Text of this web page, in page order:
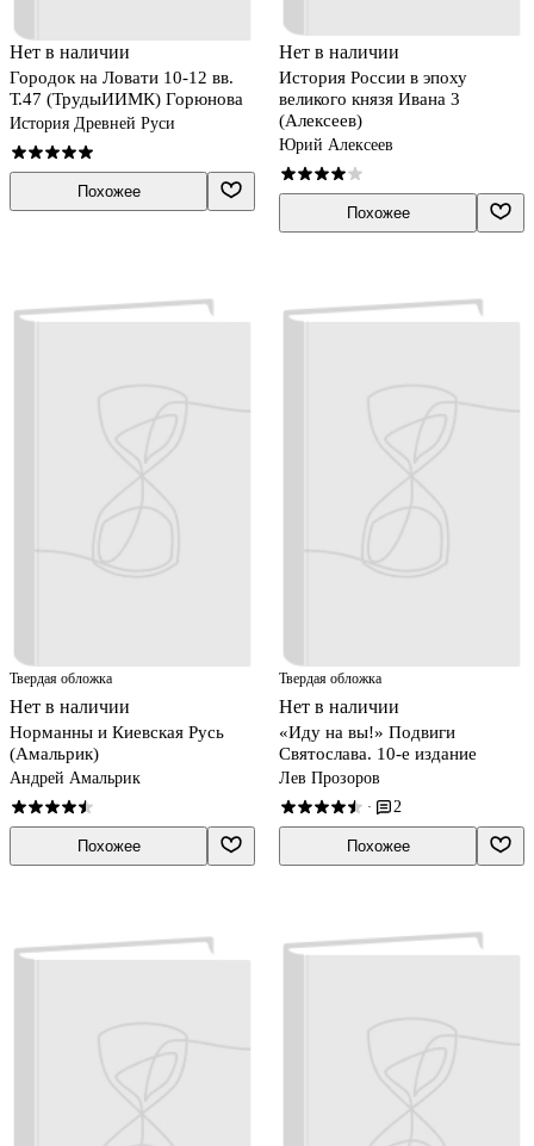
Нет в наличии
Городок на Ловати 10-12 вв.
Т.47 (ТрудыИИМК) Горюнова
История Древней Руси
Похожее
Нет в наличии
История России в эпоху
великого князя Ивана 3
(Алексеев)
Юрий Алексеев
Похожее
Твердая обложка
Нет в наличии
Норманны и Киевская Русь
(Амальрик)
Андрей Амальрик
Похожее
Твердая обложка
Нет в наличии
«Иду на вы!» Подвиги
Святослава. 10-е издание
Лев Прозоров
· 2
Похожее